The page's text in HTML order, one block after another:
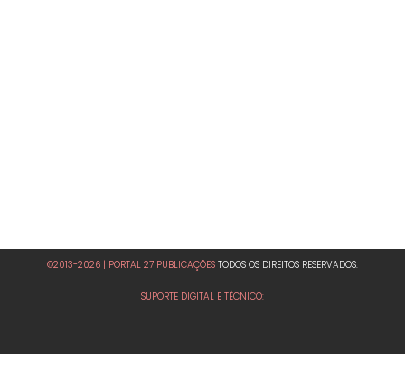
©2013-2026 | PORTAL 27 PUBLICAÇÕES TODOS OS DIREITOS RESERVADOS.
SUPORTE DIGITAL E TÉCNICO: